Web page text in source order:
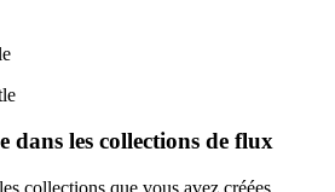
dans les collections de flux